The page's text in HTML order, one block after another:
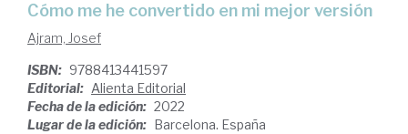
cómo me he convertido en mi mejor versión
Ajram, Josef
ISBN: 9788413441597
Editorial: Alienta Editorial
Fecha de la edición: 2022
Lugar de la edición: Barcelona. España